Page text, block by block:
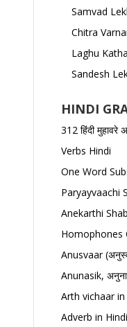
Samvad
Chitra
Laghu
Sandesh
HINDI
312 हिंदी मुहावरे
Verbs Hindi
One Word
Paryayvaachi
Anekarthi
Homophones
Anusvaar
Anunasik,
Arth vichaar in
Adverb in Hindi